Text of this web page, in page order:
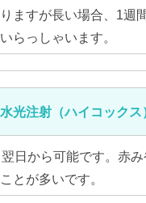
りますが長い場合、1週
いらっしゃいます。
水光注射（ハイコック
翌日から可能です。赤
ことが多いです。